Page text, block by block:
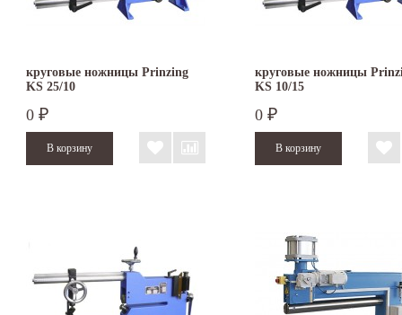
круговые ножницы Prinzing
KS 25/10
0 ₽
круговые ножницы
KS 10/15
0 ₽